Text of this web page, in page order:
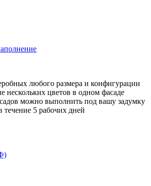
любого размера и конфигурации
нескольких цветов в одном фасаде
можно выполнить под вашу задумку
течение 5 рабочих дней